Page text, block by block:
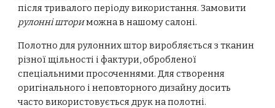
після тривалого періоду використання. Замовити
рулонні шториможна в нашому салоні.
Полотно для рулонних штор виробляється з тканин
різної щільності і фактури, обробленої
спеціальними просоченнями. Для створення
оригінального і неповторного дизайну досить
часто використовується друк на полотні.